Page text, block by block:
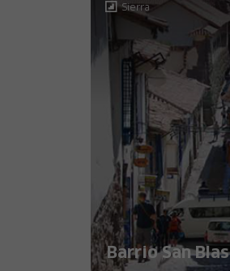
Sierra
Barrio San Blas